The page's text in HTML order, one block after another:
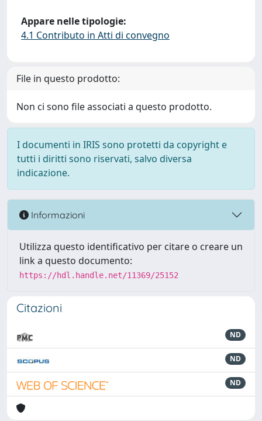
Appare nelle tipologie:
4.1 Contributo in Atti di convegno
File in questo prodotto:
Non ci sono file associati a questo prodotto.
I documenti in IRIS sono protetti da copyright e
tutti i diritti sono riservati, salvo diversa
indicazione.
Informazioni
Utilizza questo identificativo per citare o creare un
link a questo documento:
https://hdl.handle.net/11369/25152
Citazioni
ND
ND
ND